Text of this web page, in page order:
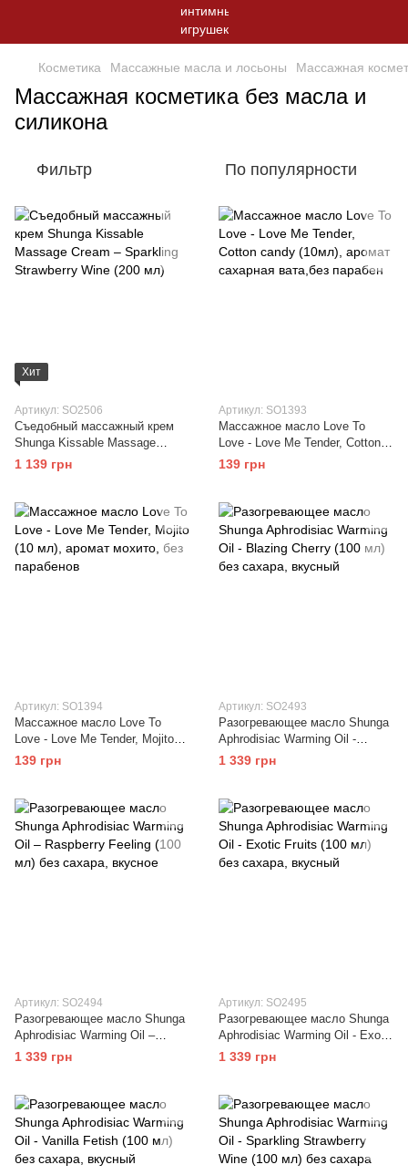
Косметика Массажные масла и лосьоны Массажная
Массажная косметика без масла и
силикона
Фильтр По популярности
Хит
Артикул: SO2506
Съедобный массажный крем
Shunga Kissable Massage
Cream – Sparkling Strawberry
Wine (200 мл)
1 139 грн
Артикул: SO1393
Массажное масло Love To
Love - Love Me Tender, Cotton
candy (10мл), аромат сахарная
вата,без парабен
139 грн
Артикул: SO1394
Массажное масло Love To
Love - Love Me Tender, Mojito
(10 мл), аромат мохито, без
парабенов
139 грн
Артикул: SO2493
Разогревающее масло Shunga
Aphrodisiac Warming Oil -
Blazing Cherry (100 мл) без
сахара, вкусный
1 339 грн
Артикул: SO2494
Разогревающее масло Shunga
Aphrodisiac Warming Oil –
Raspberry Feeling (100 мл) без
сахара, вкусное
1 339 грн
Артикул: SO2495
Разогревающее масло Shunga
Aphrodisiac Warming Oil - Exotic
Fruits (100 мл) без сахара,
вкусный
1 339 грн